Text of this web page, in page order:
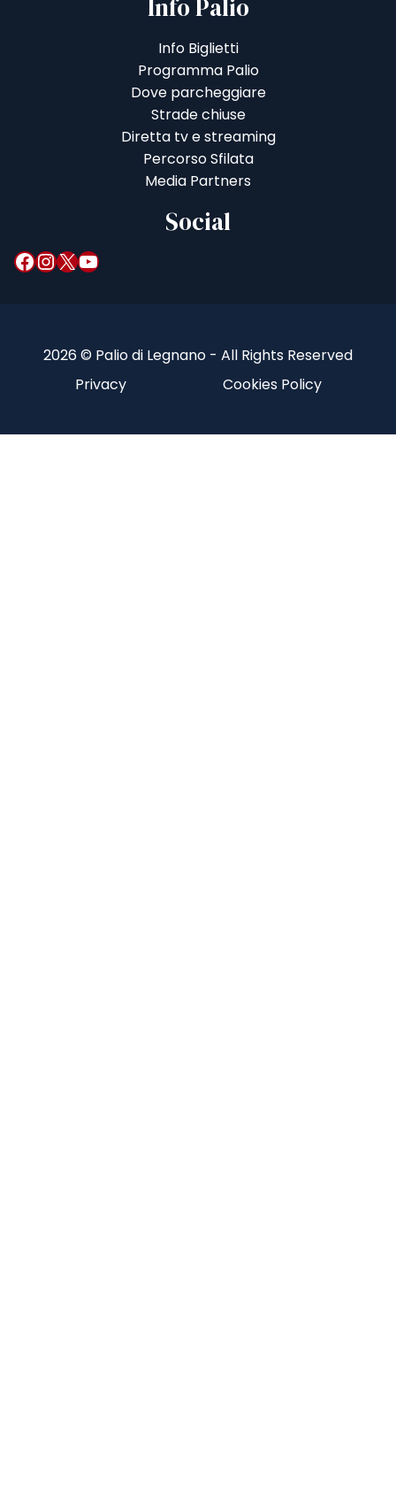
Info Palio
Info Biglietti
Programma Palio
Dove parcheggiare
Strade chiuse
Diretta tv e streaming
Percorso Sfilata
Media Partners
Social
Facebook InstagramX YouTube
2026 © Palio di Legnano - All Rights Reserved
Privacy
Cookies Policy